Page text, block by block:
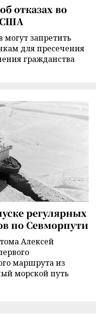
отказах во
США
запретить
для пресечения
гражданства
регулярных
по Севморпути
Алексей
маршрута из
морской путь